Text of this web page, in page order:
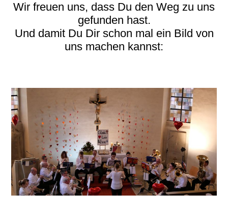
Wir freuen uns, dass Du den Weg zu uns
gefunden hast.
Und damit Du Dir schon mal ein Bild von
uns machen kannst: